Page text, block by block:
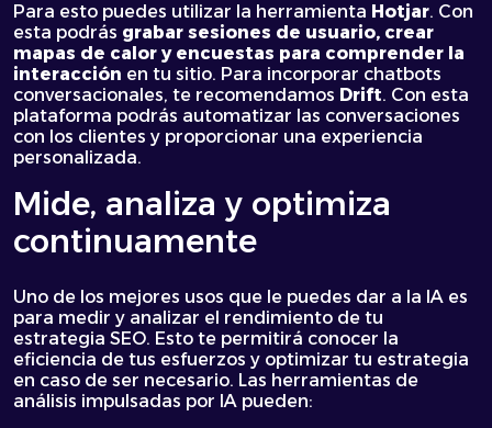
Para esto puedes utilizar la herramienta Hotjar. Con
esta podrás grabar sesiones de usuario, crear
mapas de calor y encuestas para comprender la
interacción en tu sitio. Para incorporar chatbots
conversacionales, te recomendamos Drift. Con esta
plataforma podrás automatizar las conversaciones
con los clientes y proporcionar una experiencia
personalizada.
Mide, analiza y optimiza
continuamente
Uno de los mejores usos que le puedes dar a la IA es
para medir y analizar el rendimiento de tu
estrategia SEO. Esto te permitirá conocer la
eficiencia de tus esfuerzos y optimizar tu estrategia
en caso de ser necesario. Las herramientas de
análisis impulsadas por IA pueden: